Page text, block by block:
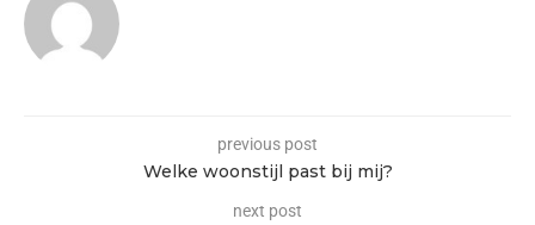
previous post
Welke woonstijl past bij mij?
next post